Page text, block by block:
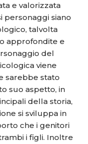
e valorizzata
personaggi siano
talvolta
approfondite e
del
viene
sarebbe stato
suo aspetto, in
della storia,
si sviluppa in
che i genitori
i figli. Inoltre